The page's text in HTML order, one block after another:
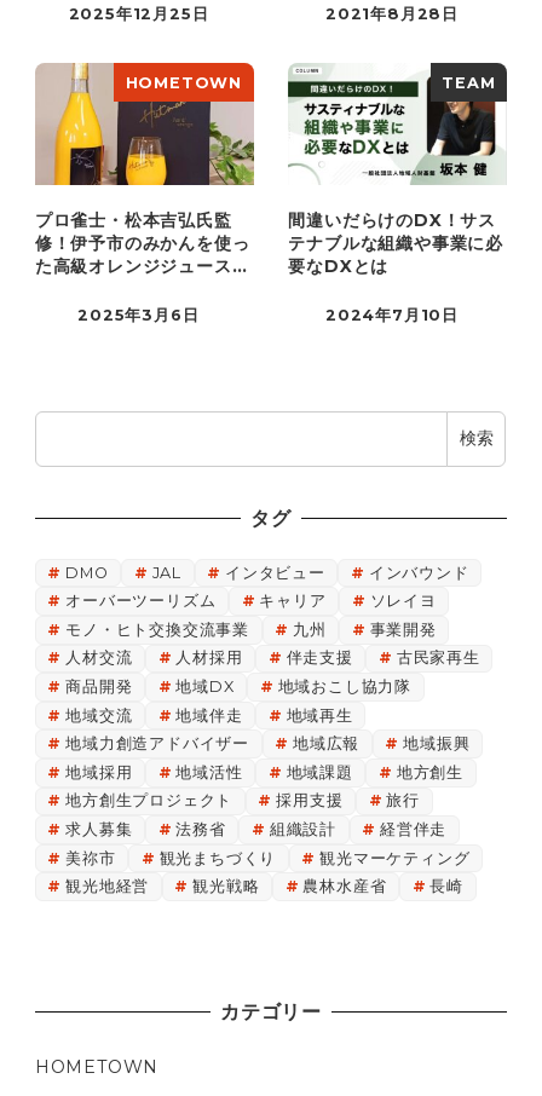
2025年12月25日 2021年8月28日
HOMETOWN
プロ雀士・松本吉弘氏監
修！伊予市のみかんを使っ
た高級オレンジジュースの
2025年3月6日
TEAM
間違いだらけのDX！サス
テナブルな組織や事業に必
要なDXとは
2024年7月10日
検索
タグ
DMO JAL インタビュー
インバウンド
オーバーツーリズム
キャリア
ソレイヨ
モノ・ヒト交換交流事業
九州
事業開発
人材交流
人材採用 伴走支援
古民家再生
商品開発
地域DX
地域おこし協力隊
地域交流
地域伴走
地域再生
地域力創造アドバイザー
地域広報
地域振興
地域採用
地域活性 地域課題
地方創生
地方創生プロジェクト
採用支援
旅行
求人募集
法務省 組織設計
経営伴走
美祢市
観光まちづくり
観光マーケティング
観光地経営
観光戦略 農林水産省 長崎
カテゴリー
HOMETOWN